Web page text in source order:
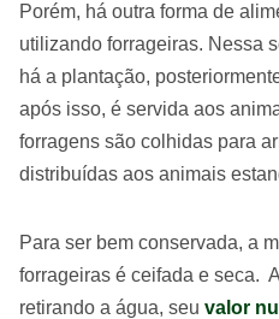
Porém, há outra forma de
utilizando forrageiras. Nessa
há a plantação,
após isso, é servida aos
forragens são colhidas para
distribuídas aos animais
Para ser bem conservada, a
forrageiras é ceifada e seca.
retirando a água, seu valor